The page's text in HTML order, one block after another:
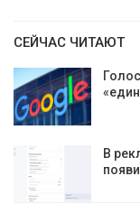
СЕЙЧАС ЧИТАЮТ
В